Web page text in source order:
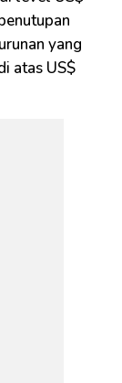
yang
atas US$